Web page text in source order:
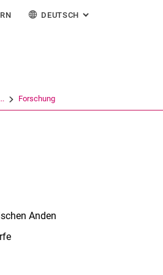
DEUTSCH : ALTERNATIVE
Forschung
Anden